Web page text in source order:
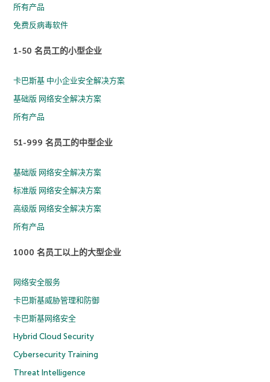
所有产品
免费反病毒软件
1-50 名员工的小型企业
卡巴斯基 中小企业安全解决方案
基础版 网络安全解决方案
所有产品
51-999 名员工的中型企业
基础版 网络安全解决方案
标准版 网络安全解决方案
高级版 网络安全解决方案
所有产品
1000 名员工以上的大型企业
网络安全服务
卡巴斯基威胁管理和防御
卡巴斯基网络安全
Hybrid Cloud Security
Cybersecurity Training
Threat Intelligence